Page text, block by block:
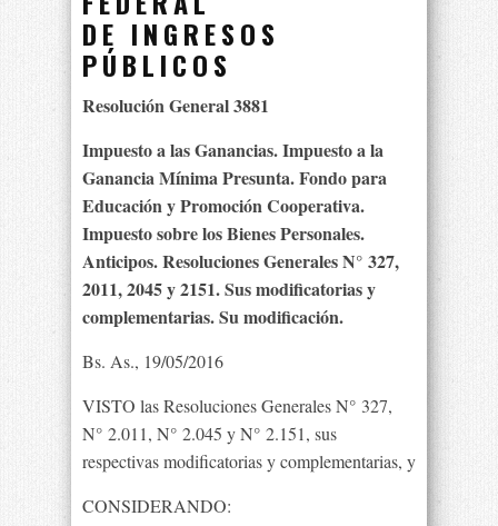
DE INGRESOS
PÚBLICOS
Resolución General 3881
Impuesto a las Ganancias. Impuesto a la
Ganancia Mínima Presunta. Fondo para
Educación y Promoción Cooperativa.
Impuesto sobre los Bienes Personales.
Anticipos. Resoluciones Generales N° 327,
2011, 2045 y 2151. Sus modificatorias y
complementarias. Su modificación.
Bs. As., 19/05/2016
VISTO las Resoluciones Generales N° 327,
N° 2.011, N° 2.045 y N° 2.151, sus
respectivas modificatorias y complementarias, y
CONSIDERANDO: